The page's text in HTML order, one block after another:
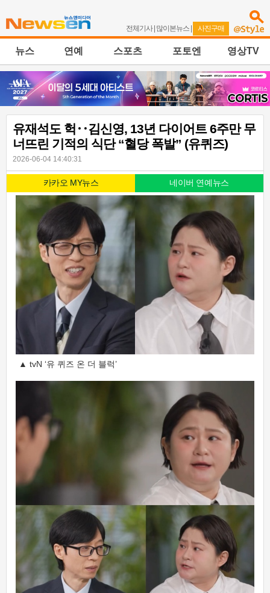
전체기사| 많이본뉴스 | 사진구매
뉴스 연예 스포츠 포토엔 영상TV
유재석도 헉‥김신영, 13년 다이어트 6주만 무
너뜨린 기적의 식단 “혈당 폭발” (유퀴즈)
2026-06-04 14:40:31
카카오 MY뉴스 네이버 연예뉴스
▲ tvN ‘유 퀴즈 온 더 블럭’